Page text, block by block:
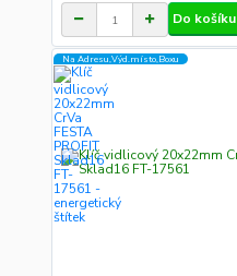
Do košíku
Na Adresu,Výd.místo,Boxu